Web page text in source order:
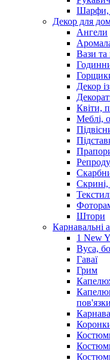
Шарфи,
Декор для
Ангели
Вази та
Декор
Квіти,
Меблі,
Штори
Карнавальні
1 New
Вуса,
Гаваї
Грим
пов'язки